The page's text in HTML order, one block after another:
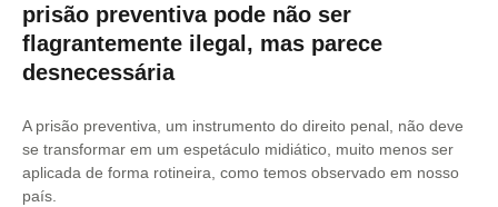
prisão preventiva pode não ser
flagrantemente ilegal, mas parece
desnecessária
A prisão preventiva, um instrumento do direito penal, não deve
se transformar em um espetáculo midiático, muito menos ser
aplicada de forma rotineira, como temos observado em nosso
país.